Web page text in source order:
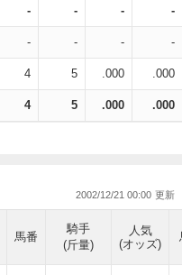
- - - -
- - - -
4 5 .000 .000
4 5 .000 .000
2002/12/21 00:00
馬番
騎手
(斤量)
人気
(オッズ)